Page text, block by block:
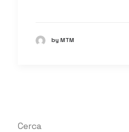
by MTM
Cerca